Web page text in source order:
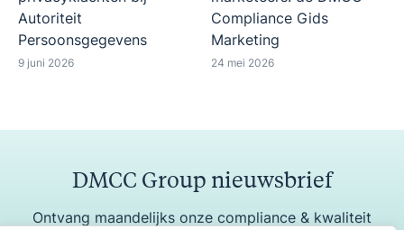
Autoriteit
Persoonsgegevens
9 juni 2026
Compliance Gids
Marketing
24 mei 2026
DMCC Group nieuwsbrief
Ontvang maandelijks onze compliance & kwaliteit